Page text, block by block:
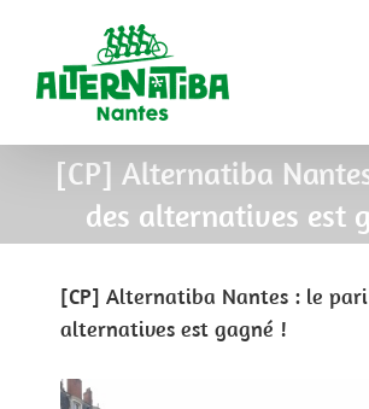
[CP] Alternatiba
des alternatives est
[CP] Alternatiba Nantes : le
alternatives est gagné !
View